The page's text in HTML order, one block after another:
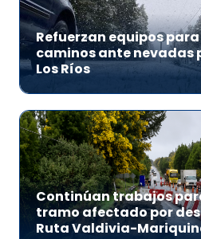
Refuerzan equipos
caminos ante nevadas
Los Ríos
Continúan trabajos
tramo afectado por
Ruta Valdivia-